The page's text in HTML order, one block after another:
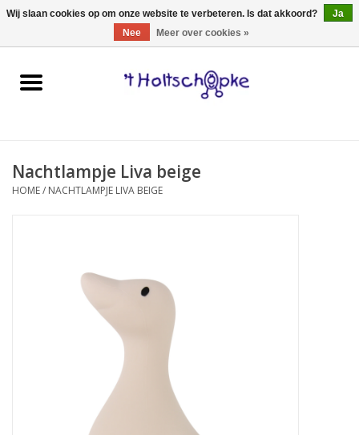
0 Artikelen - €0,00
Home
spellen
Nachtlampje Liva beige
HOME/ NACHTLAMPJE LIVA BEIGE
Wij slaan cookies op om onze website te verbeteren. Is dat akkoord?
Ja
Nee
Meer over cookies »